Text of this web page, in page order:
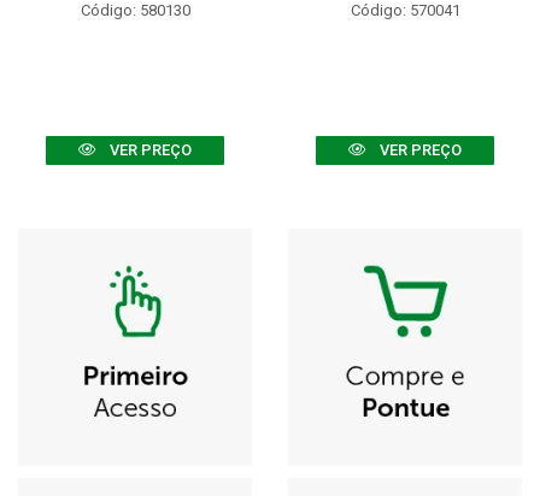
Código: 580130
VER PREÇO
Código: 570041
VER PREÇO